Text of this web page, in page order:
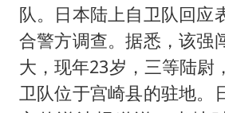
队。日本陆上自卫队回应
合警方调查。据悉，该强
大，现年23岁，三等陆尉
卫队位于宫崎县的驻地。